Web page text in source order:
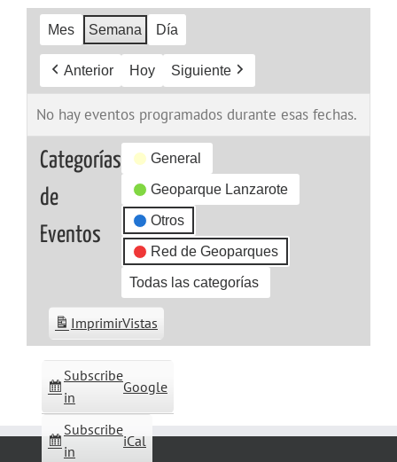
Mes Semana Día
Anterior Hoy Siguiente
No hay eventos programados durante esas fechas.
Categorías
de
Eventos
General
Geoparque Lanzarote
Otros
Red de Geoparques
Todas las categorías
Subscribe
in
Google
Subscribe
in
iCal
ImprimirVistas